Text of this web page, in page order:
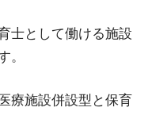
士として働ける施設
。
療施設併設型と保育